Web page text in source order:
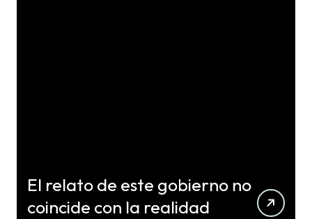
El relato de este gobierno no
coincide con la realidad